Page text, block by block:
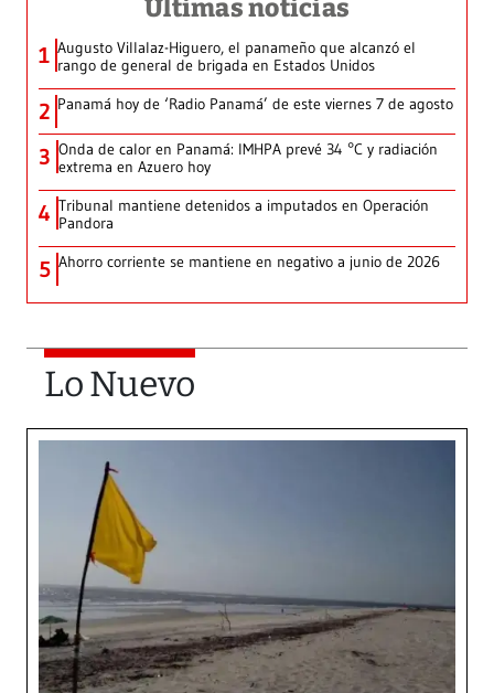
Últimas noticias
1 Augusto Villalaz-Higuero, el panameño que alcanzó el
rango de general de brigada en Estados Unidos
2 Panamá hoy de ‘Radio Panamá’ de este viernes 7 de agosto
3 Onda de calor en Panamá: IMHPA prevé 34 °C y radiación
extrema en Azuero hoy
4 Tribunal mantiene detenidos a imputados en Operación
Pandora
5 Ahorro corriente se mantiene en negativo a junio de 2026
Lo Nuevo